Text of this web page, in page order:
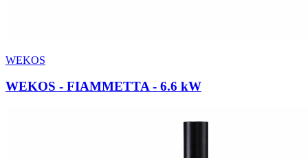
WEKOS
WEKOS - FIAMMETTA- 6.6 kW